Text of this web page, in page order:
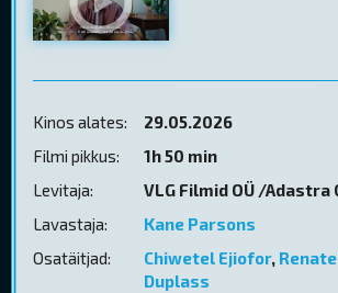
Kinos alates:
29.05.2026
Filmi pikkus:
1h 50 min
Levitaja:
VLG Filmid OÜ /Adastra
Lavastaja:
Kane Parsons
Osatäitjad:
Chiwetel Ejiofor,
Duplass